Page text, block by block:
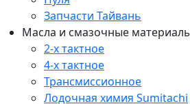
Запчасти Тайвань
Масла и смазочные
2-х тактное
4-х тактное
Трансмиссионное
Лодочная химия Sumitachi